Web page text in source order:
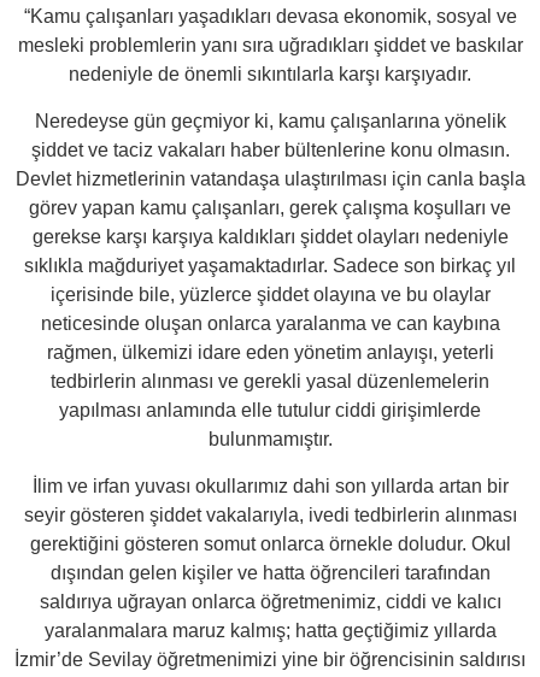
“Kamu çalışanları yaşadıkları devasa ekonomik, sosyal ve
mesleki problemlerin yanı sıra uğradıkları şiddet ve baskılar
nedeniyle de önemli sıkıntılarla karşı karşıyadır.
Neredeyse gün geçmiyor ki, kamu çalışanlarına yönelik
şiddet ve taciz vakaları haber bültenlerine konu olmasın.
Devlet hizmetlerinin vatandaşa ulaştırılması için canla başla
görev yapan kamu çalışanları, gerek çalışma koşulları ve
gerekse karşı karşıya kaldıkları şiddet olayları nedeniyle
sıklıkla mağduriyet yaşamaktadırlar. Sadece son birkaç yıl
içerisinde bile, yüzlerce şiddet olayına ve bu olaylar
neticesinde oluşan onlarca yaralanma ve can kaybına
rağmen, ülkemizi idare eden yönetim anlayışı, yeterli
tedbirlerin alınması ve gerekli yasal düzenlemelerin
yapılması anlamında elle tutulur ciddi girişimlerde
bulunmamıştır.
İlim ve irfan yuvası okullarımız dahi son yıllarda artan bir
seyir gösteren şiddet vakalarıyla, ivedi tedbirlerin alınması
gerektiğini gösteren somut onlarca örnekle doludur. Okul
dışından gelen kişiler ve hatta öğrencileri tarafından
saldırıya uğrayan onlarca öğretmenimiz, ciddi ve kalıcı
yaralanmalara maruz kalmış; hatta geçtiğimiz yıllarda
İzmir’de Sevilay öğretmenimizi yine bir öğrencisinin saldırısı